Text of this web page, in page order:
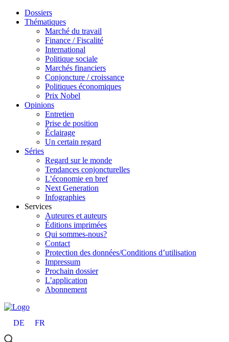
Dossiers
Thématiques
Marché du travail
Finance / Fiscalité
International
Politique sociale
Marchés financiers
Conjoncture / croissance
Politiques économiques
Prix Nobel
Opinions
Entretien
Prise de position
Éclairage
Un certain regard
Séries
Regard sur le monde
Tendances conjoncturelles
L’économie en bref
Next Generation
Infographies
Services
Auteures et auteurs
Éditions imprimées
Qui sommes-nous?
Contact
Protection des données/Conditions d’utilisation
Impressum
Prochain dossier
L’application
Abonnement
DE FR